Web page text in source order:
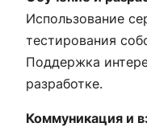
Использование
тестирования
Поддержка
разработке.
Коммуникация и